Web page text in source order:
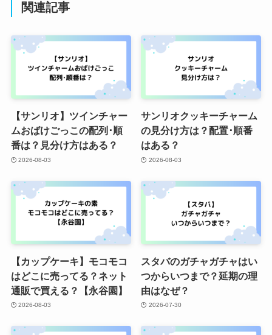
関連記事
【サンリオ】ツインチャー
ムおばけごっこの配列･順
番は？見分け方はある？
2026-08-03
サンリオクッキーチャーム
の見分け方は？配置･順番
はある？
2026-08-03
【カップケーキ】モコモコ
はどこに売ってる？ネット
通販で買える？【永谷園】
2026-08-03
スタバのガチャガチャはい
つからいつまで？延期の理
由はなぜ？
2026-07-30